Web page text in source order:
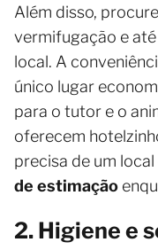
Além disso,
vermifugação e
local. A
único lugar
para o tutor e o
oferecem
precisa de um
de estimação
2. Higiene e